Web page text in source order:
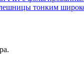
тонким